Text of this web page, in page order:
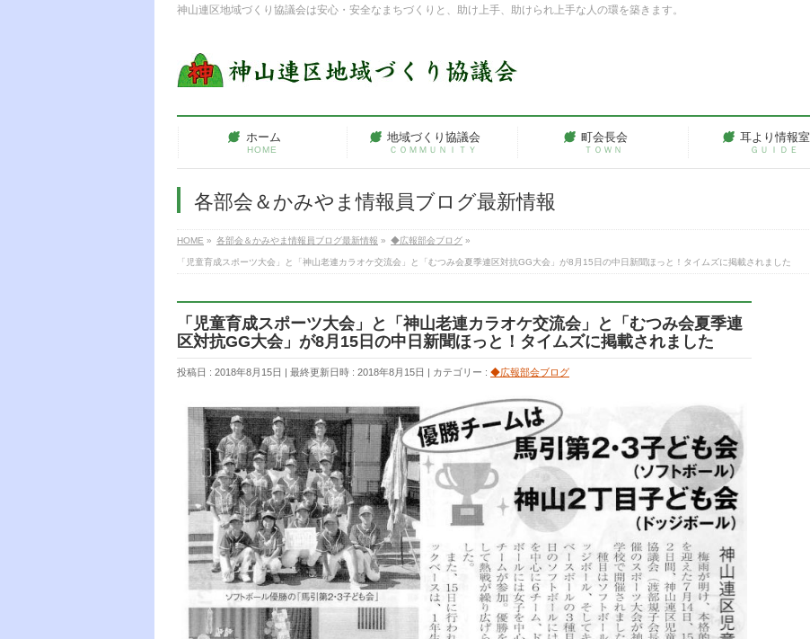
神山連区地域づくり協議会は安心・安全なまちづくりと、助け上手、助けられ上手な人の環を築きます。
ホーム
HOME
地域づくり協議会
ＣＯＭＭＵＮＩＴＹ
町会長会
ＴＯＷＮ
耳より情報室
ＧＵＩＤＥ
各部会＆かみやま情報員ブログ最新情報
HOME » 各部会＆かみやま情報員ブログ最新情報 » ◆広報部会ブログ »
「児童育成スポーツ大会」と「神山老連カラオケ交流会」と「むつみ会夏季連区対抗GG大会」が8月15日の中日新聞ほっと！タイムズに掲載されました
「児童育成スポーツ大会」と「神山老連カラオケ交流会」と「むつみ会夏季連
区対抗GG大会」が8月15日の中日新聞ほっと！タイムズに掲載されました
投稿日 : 2018年8月15日 最終更新日時 : 2018年8月15日 カテゴリー : ◆広報部会ブログ